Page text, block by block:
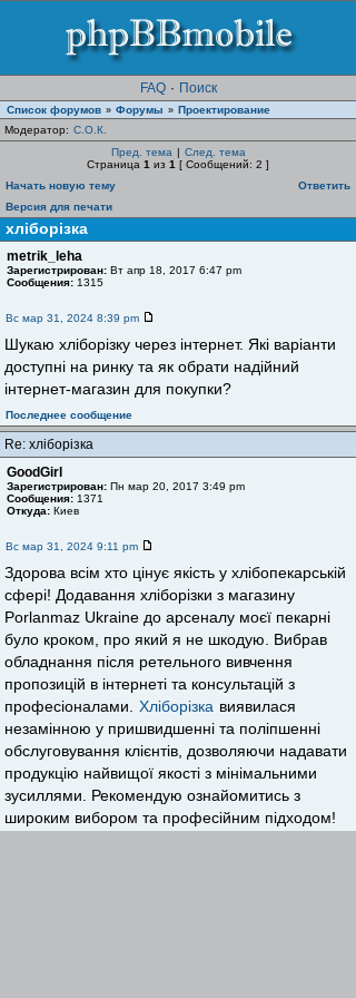
FAQ · Поиск
Список форумов » Форумы » Проектирование
Модератор: С.О.К.
Пред. тема | След. тема
Страница 1 из 1 [ Сообщений: 2 ]
Начать новую тему
Ответить
Версия для печати
хліборізка
metrik_leha
Зарегистрирован: Вт апр 18, 2017 6:47 pm
Сообщения: 1315
Вс мар 31, 2024 8:39 pm
Шукаю хліборізку через інтернет. Які варіанти
доступні на ринку та як обрати надійний
інтернет-магазин для покупки?
Последнее сообщение
Re: хліборізка
GoodGirl
Зарегистрирован: Пн мар 20, 2017 3:49 pm
Сообщения: 1371
Откуда: Киев
Вс мар 31, 2024 9:11 pm
Здорова всім хто цінує якість у хлібопекарській
сфері! Додавання хліборізки з магазину
Porlanmaz Ukraine до арсеналу моєї пекарні
було кроком, про який я не шкодую. Вибрав
обладнання після ретельного вивчення
пропозицій в інтернеті та консультацій з
професіоналами. Хліборізка виявилася
незамінною у пришвидшенні та поліпшенні
обслуговування клієнтів, дозволяючи надавати
продукцію найвищої якості з мінімальними
зусиллями. Рекомендую ознайомитись з
широким вибором та професійним підходом!